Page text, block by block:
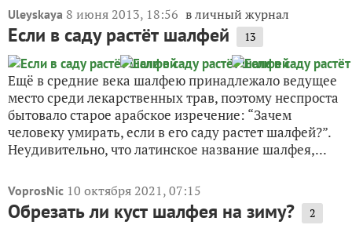
Uleyskaya 8 июня 2013, 18:56 в личный журнал
Если в саду растёт шалфей 13
Ещё в средние века шалфею принадлежало ведущее
место среди лекарственных трав, поэтому неспроста
бытовало старое арабское изречение: “Зачем
человеку умирать, если в его саду растет шалфей?”.
Неудивительно, что латинское название шалфея,...
VoprosNic 10 октября 2021, 07:15
Обрезать ли куст шалфея на зиму? 2